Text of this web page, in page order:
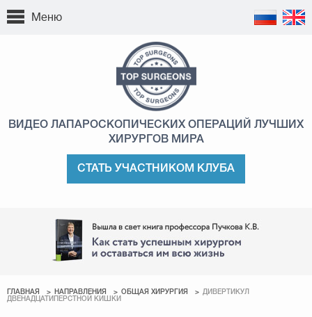
Меню
ВИДЕО ЛАПАРОСКОПИЧЕСКИХ ОПЕРАЦИЙ ЛУЧШИХ
ХИРУРГОВ МИРА
СТАТЬ УЧАСТНИКОМ КЛУБА
ГЛАВНАЯ НАПРАВЛЕНИЯ ОБЩАЯ ХИРУРГИЯ
ДИВЕРТИКУЛ
ДВЕНАДЦАТИПЕРСТНОЙ КИШКИ